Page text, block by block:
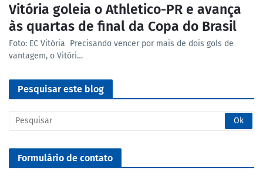
Vitória goleia o Athletico-PR e avança
às quartas de final da Copa do Brasil
Foto: EC Vitória Precisando vencer por mais de dois gols de
vantagem, o Vitóri…
Pesquisar este blog
Formulário de contato